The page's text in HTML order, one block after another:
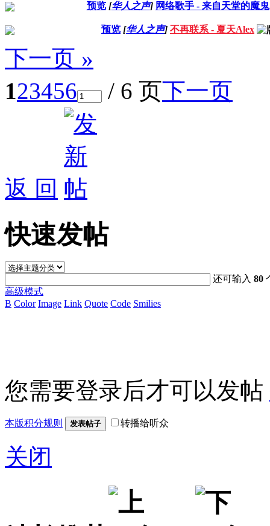
预览 [华人之声] 网络歌手 - 来自天堂的魔鬼
预览 [华人之声] 不再联系 - 夏天Alex
下一页 »
123456 / 6 页下一页
返 回
快速发帖
还可输入80
高级模式
B Color Image Link Quote Code Smilies
您需要登录后才可以发帖
本版积分规则 发表帖子 转播给听众
关闭